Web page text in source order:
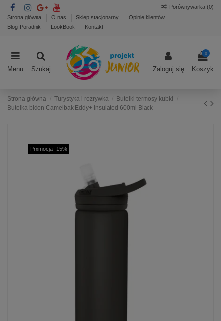
Strona główna O nas Sklep stacjonarny
Opinie klientów
Blog-Poradnik
LookBook Kontakt
Porównywarka (0)
Menu Szukaj Zaloguj się
0
Koszyk
Strona główna Turystyka i rozrywka
Butelki termosy kubki
Butelka bidon Camelbak Eddy+ Insulated 600ml Black
Promocja -15%